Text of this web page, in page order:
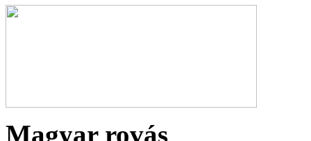
Magyar rovás